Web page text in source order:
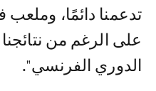
تدعمنا دائمًا، وملعب
على الرغم من
الدوري الفرنسي".